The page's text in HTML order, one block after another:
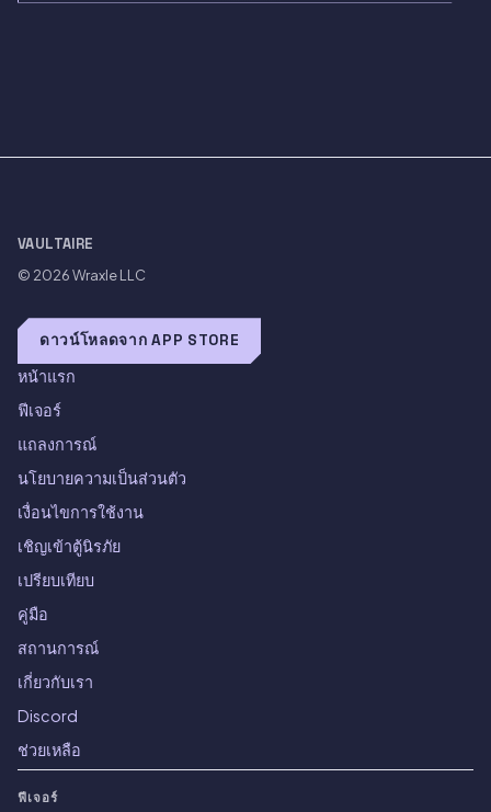
VAULTAIRE
© 2026Wraxle LLC
ดาวน์โหลดจาก APP STORE
หน้าแรก
ฟีเจอร์
แถลงการณ์
นโยบายความเป็นส่วนตัว
เงื่อนไขการใช้งาน
เชิญเข้าตู้นิรภัย
เปรียบเทียบ
คู่มือ
สถานการณ์
เกี่ยวกับเรา
Discord
ช่วยเหลือ
ฟีเจอร์